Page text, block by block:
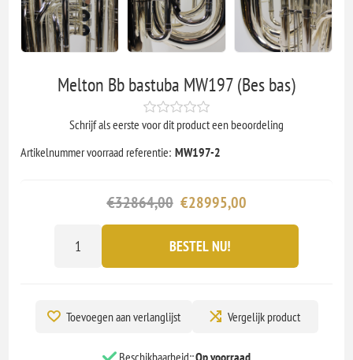
Melton Bb bastuba MW197 (Bes bas)
Schrijf als eerste voor dit product een beoordeling
Artikelnummer voorraad referentie: MW197-2
€32864,00 €28995,00
BESTEL NU!
Toevoegen aan verlanglijst Vergelijk product